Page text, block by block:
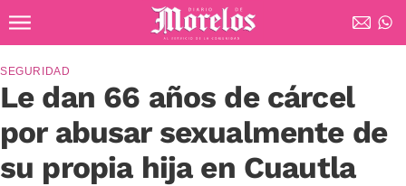
Diario de Morelos
Le dan 66 años de cárcel
por abusar sexualmente de
su propia hija en Cuautla
SEGURIDAD